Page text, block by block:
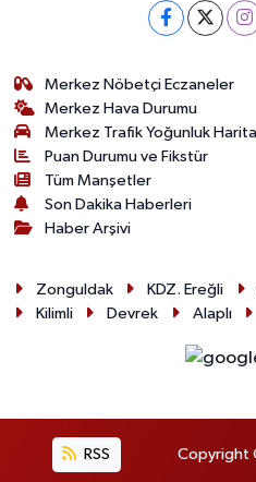
Merkez Nöbetçi Eczaneler
Merkez Hava Durumu
Merkez Trafik Yoğunluk
Puan Durumu ve Fikstür
Tüm Manşetler
Son Dakika Haberleri
Haber Arşivi
Zonguldak KDZ. Ereğli
Kilimli
Devrek Alaplı
RSS Copyright